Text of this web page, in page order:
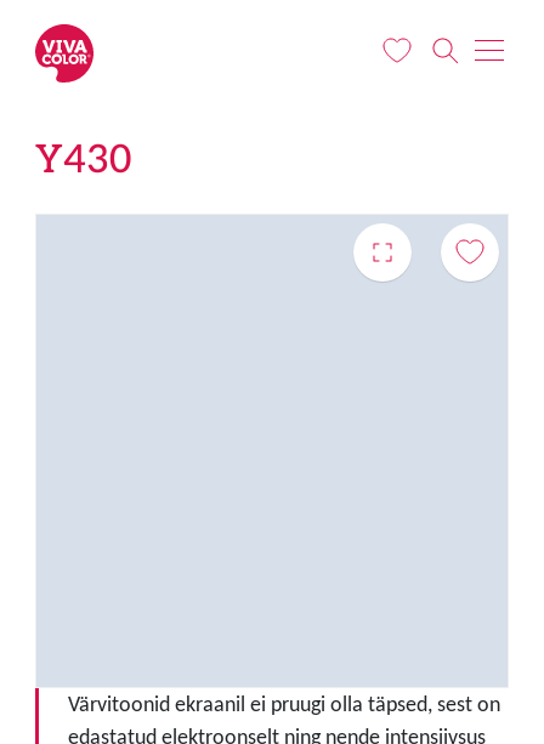
Y430
Värvitoonid ekraanil ei pruugi olla täpsed, sest on
edastatud elektroonselt ning nende intensiivsus